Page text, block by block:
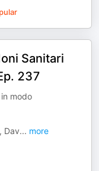
Sanitari
237
modo
Dav... more